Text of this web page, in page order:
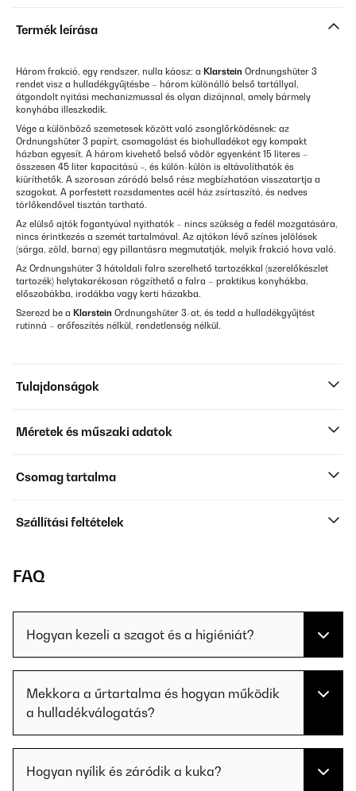
Termék leírása
Három frakció, egy rendszer, nulla káosz: a Klarstein Ordnungshüter 3
rendet visz a hulladékgyűjtésbe – három különálló belső tartállyal,
átgondolt nyitási mechanizmussal és olyan dizájnnal, amely bármely
konyhába illeszkedik.
Vége a különböző szemetesek között való zsonglőrködésnek: az
Ordnungshüter 3 papírt, csomagolást és biohulladékot egy kompakt
házban egyesít. A három kivehető belső vödör egyenként 15 literes –
összesen 45 liter kapacitású –, és külön-külön is eltávolíthatók és
kiüríthetők. A szorosan záródó belső rész megbízhatóan visszatartja a
szagokat. A porfestett rozsdamentes acél ház zsírtaszító, és nedves
törlőkendővel tisztán tartható.
Az elülső ajtók fogantyúval nyithatók – nincs szükség a fedél mozgatására,
nincs érintkezés a szemét tartalmával. Az ajtókon lévő színes jelölések
(sárga, zöld, barna) egy pillantásra megmutatják, melyik frakció hova való.
Az Ordnungshüter 3 hátoldali falra szerelhető tartozékkal (szerelőkészlet
tartozék) helytakarékosan rögzíthető a falra – praktikus konyhákba,
előszobákba, irodákba vagy kerti házakba.
Szerezd be a Klarstein Ordnungshüter 3-at, és tedd a hulladékgyűjtést
rutinná – erőfeszítés nélkül, rendetlenség nélkül.
Tulajdonságok
Méretek és műszaki adatok
Csomag tartalma
Szállítási feltételek
FAQ
Hogyan kezeli a szagot és a higiéniát?
Mekkora a űrtartalma és hogyan működik
a hulladékválogatás?
Hogyan nyílik és záródik a kuka?